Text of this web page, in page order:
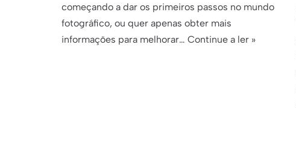
começando a dar os primeiros passos no mundo
fotográfico, ou quer apenas obter mais
informações para melhorar… Continue a ler »